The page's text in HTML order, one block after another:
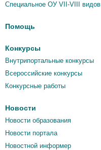
Специальное ОУ VII-VIII видов
Помощь
Конкурсы
Внутрипортальные конкурсы
Всероссийские конкурсы
Конкурсные работы
Новости
Новости образования
Новости портала
Новостной информер